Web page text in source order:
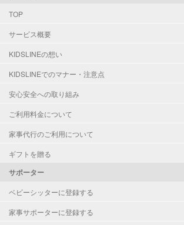
TOP
サービス概要
KIDSLINEの想い
KIDSLINEでのマナー・注意点
安心安全への取り組み
ご利用料金について
家事代行のご利用について
ギフトを贈る
サポーター
ベビーシッターに登録する
家事サポーターに登録する